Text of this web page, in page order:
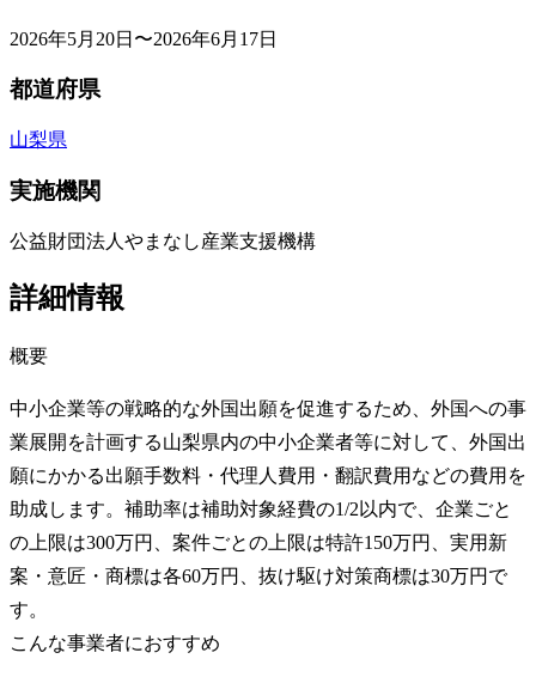
2026年5月20日〜2026年6月17日
都道府県
山梨県
実施機関
公益財団法人やまなし産業支援機構
詳細情報
概要
中小企業等の戦略的な外国出願を促進するため、外国への事
業展開を計画する山梨県内の中小企業者等に対して、外国出
願にかかる出願手数料・代理人費用・翻訳費用などの費用を
助成します。補助率は補助対象経費の1/2以内で、企業ごと
の上限は300万円、案件ごとの上限は特許150万円、実用新
案・意匠・商標は各60万円、抜け駆け対策商標は30万円で
す。
こんな事業者におすすめ